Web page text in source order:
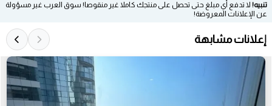
تنبيه! لا تدفع أي مبلغ حتى تحصل على منتجك كاملا غير منقوصا! سوق العرب غير مسؤولة
عن الإعلانات المعروضة!
إعلانات مشابهة